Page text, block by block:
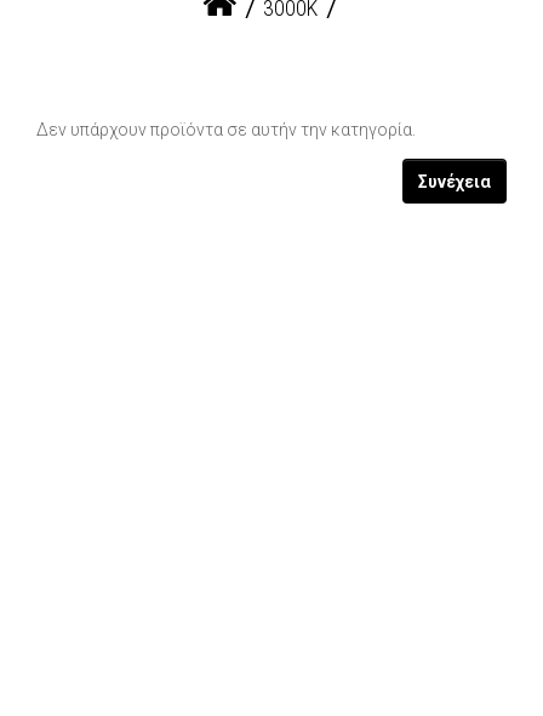
3000Κ
Δεν υπάρχουν προϊόντα σε αυτήν την κατηγορία.
Συνέχεια